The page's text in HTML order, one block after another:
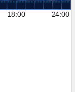
18:00 24:00